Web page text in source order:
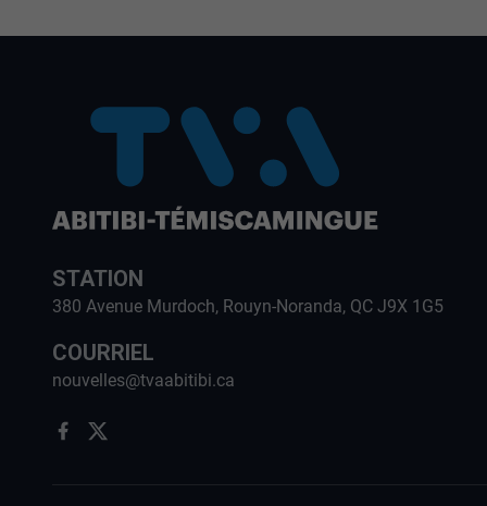
STATION
380 Avenue Murdoch, Rouyn-Noranda, QC J9X 1G5
COURRIEL
nouvelles@tvaabitibi.ca